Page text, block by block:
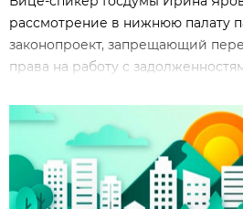
рассмотрение в нижнюю палату
законопроект, запрещающий
права на работу с